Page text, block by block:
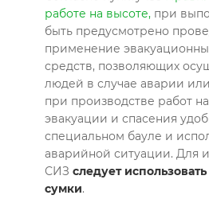
работе на высоте, при
быть предусмотрено
применение
средств, позволяющих
людей в случае аварии или
при производстве работ
эвакуации и спасения
специальном бауле и
аварийной ситуации. Для
СИЗ следует
сумки.